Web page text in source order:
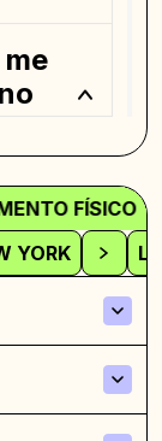
de
FÍSICO
YORK